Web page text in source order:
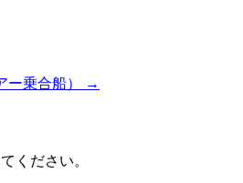
ー乗合船） →
ください。